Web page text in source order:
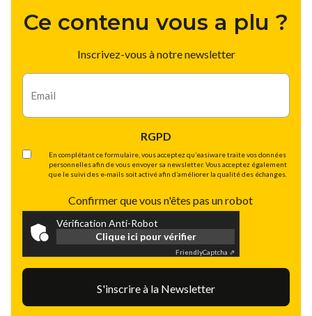
Ce contenu vous a plu ?
Inscrivez-vous à notre newsletter
RGPD
En complétant ce formulaire, vous acceptez qu’easiware traite vos données
personnelles afin de vous envoyer sa newsletter. Vous acceptez également
que le suivi des e-mails soit activé afin d’améliorer la qualité des échanges.
Confirmer que vous n'êtes pas un robot
Vérification Anti-Robot
Clique ici pour vérifier
FriendlyCaptcha ⇗